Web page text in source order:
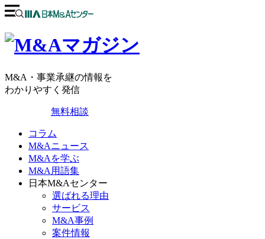
M&A・事業承継の情報を
わかりやすく発信
無料相談
コラム
M&Aニュース
M&Aを学ぶ
M&A用語集
日本M&Aセンター
選ばれる理由
サービス
M&A事例
案件情報